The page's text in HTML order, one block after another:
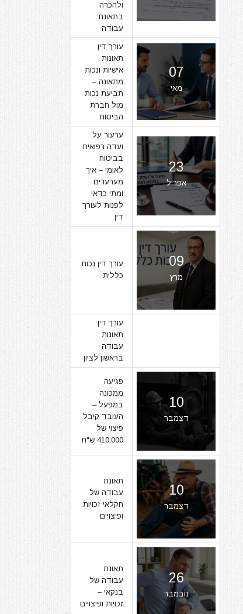
ולהכרה
בתאונת
עבודה
07
מאי
עורך דין
תאונות
אישיות ונכות
מתאונה –
תביעת נכות
מול חברת
הביטוח
23
אפריל
ערעור על
ועדה רפואית
בביטוח
לאומי – איך
מערערים
ומתי כדאי
לפנות לעורך
דין
09
מרץ
עורך דין נכות
כללית
עורך דין
תאונות
עבודה
בראשון לציון
10
דצמבר
פגיעה
ממכונה
במפעל –
העובד קיבל
פיצוי של
410,000 ש"ח
10
דצמבר
תאונת
עבודה של
חקלאי זכויות
ופיצויים
26
נובמבר
תאונת
עבודה של
בנקאי –
זכויות ופיצויים